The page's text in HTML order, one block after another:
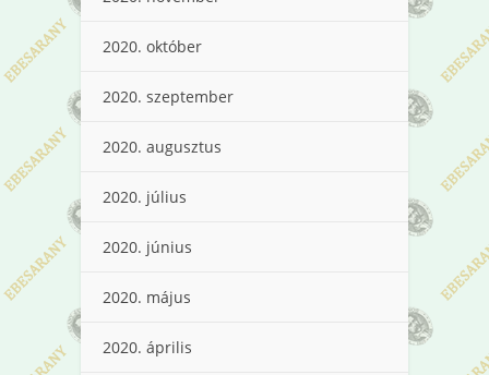
2020. október
2020. szeptember
2020. augusztus
2020. július
2020. június
2020. május
2020. április